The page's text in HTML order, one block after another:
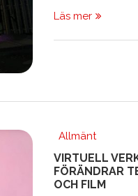
Läs mer
Allmänt
VIRTUELL
FÖRÄNDRAR
OCH FILM